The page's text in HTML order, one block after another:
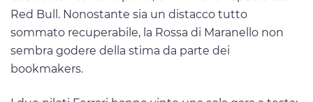
Red Bull. Nonostante sia un distacco tutto
sommato recuperabile, la Rossa di Maranello non
sembra godere della stima da parte dei
bookmakers.